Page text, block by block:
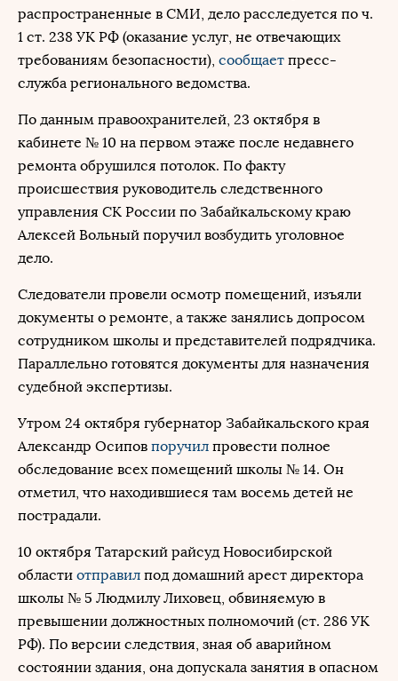
распространенные в СМИ, дело расследуется по ч.
1 ст. 238 УК РФ (оказание услуг, не отвечающих
требованиям безопасности), сообщает пресс-
служба регионального ведомства.
По данным правоохранителей, 23 октября в
кабинете № 10 на первом этаже после недавнего
ремонта обрушился потолок. По факту
происшествия руководитель следственного
управления СК России по Забайкальскому краю
Алексей Вольный поручил возбудить уголовное
дело.
Следователи провели осмотр помещений, изъяли
документы о ремонте, а также занялись допросом
сотрудником школы и представителей подрядчика.
Параллельно готовятся документы для назначения
судебной экспертизы.
Утром 24 октября губернатор Забайкальского края
Александр Осипов поручил провести полное
обследование всех помещений школы № 14. Он
отметил, что находившиеся там восемь детей не
пострадали.
10 октября Татарский райсуд Новосибирской
области отправил под домашний арест директора
школы № 5 Людмилу Лиховец, обвиняемую в
превышении должностных полномочий (ст. 286 УК
РФ). По версии следствия, зная об аварийном
состоянии здания, она допускала занятия в опасном